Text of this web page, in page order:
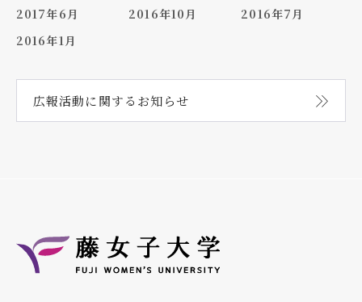
2017年6月
2016年10月
2016年7月
2016年1月
広報活動に関する お知らせ